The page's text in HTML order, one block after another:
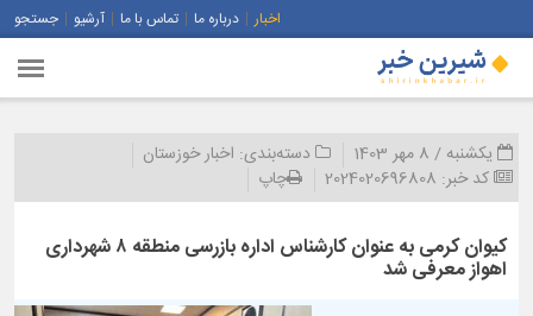
اخبار درباره ما تماس با ما آرشیو جستجو
یکشنبه / 8 مهر 1403 دسته‌بندی: اخبار خوزستان
کد خبر: 2024020696808 چاپ
کیوان کرمی به عنوان کارشناس اداره بازرسی منطقه ۸ شهرداری
اهواز معرفی شد